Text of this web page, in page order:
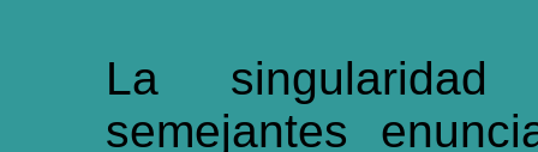
La
semejantes